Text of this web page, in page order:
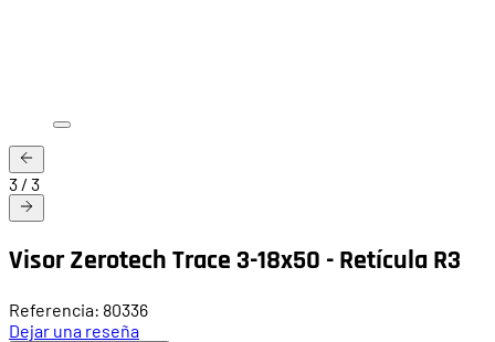
3 / 3
Visor Zerotech Trace 3-18x50 - Retícula R3
Referencia: 80336
Dejar una reseña